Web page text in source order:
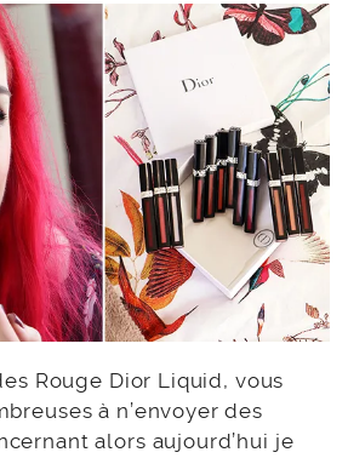
Rouge Dior Liquid, vous
à n’envoyer des
alors aujourd’hui je